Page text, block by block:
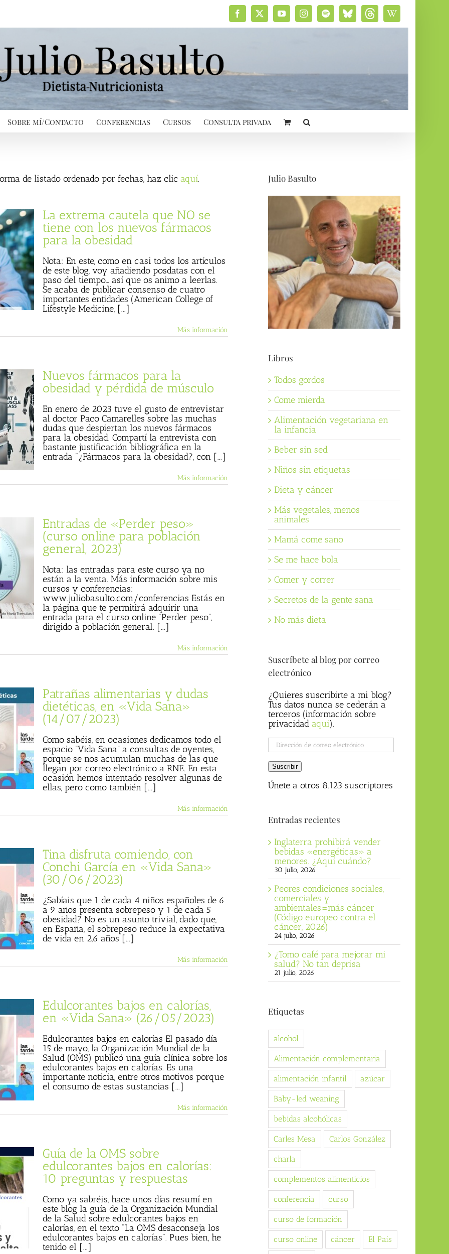
Facebook
X YouTubeInstagramSpotifyBluesky
social
ThreadsWikipedia
Sobre mí/Contacto Conferencias Cursos Consulta privada
de listado ordenado por fechas, haz clic aquí.
La extrema cautela que NO se
tiene con los nuevos fármacos
para la obesidad
Nota: En este, como en casi todos los artículos
de este blog, voy añadiendo posdatas con el
paso del tiempo… así que os animo a leerlas.
Se acaba de publicar consenso de cuatro
importantes entidades (American College of
Lifestyle Medicine, [...]
Más información
Nuevos fármacos para la
obesidad y pérdida de músculo
En enero de 2023 tuve el gusto de entrevistar
al doctor Paco Camarelles sobre las muchas
dudas que despiertan los nuevos fármacos
para la obesidad. Compartí la entrevista con
bastante justificación bibliográfica en la
entrada "¿Fármacos para la obesidad?, con [...]
Más información
Entradas de «Perder peso»
(curso online para población
general, 2023)
Nota: las entradas para este curso ya no
están a la venta. Más información sobre mis
cursos y conferencias:
www.juliobasulto.com/conferencias Estás en
la página que te permitirá adquirir una
entrada para el curso online "Perder peso”,
dirigido a población general. [...]
Más información
Patrañas alimentarias y dudas
dietéticas, en «Vida Sana»
(14/07/2023)
Como sabéis, en ocasiones dedicamos todo el
espacio “Vida Sana” a consultas de oyentes,
porque se nos acumulan muchas de las que
llegan por correo electrónico a RNE. En esta
ocasión hemos intentado resolver algunas de
ellas, pero como también [...]
Más información
Tina disfruta comiendo, con
Conchi García en «Vida Sana»
(30/06/2023)
¿Sabíais que 1 de cada 4 niños españoles de 6
a 9 años presenta sobrepeso y 1 de cada 5
obesidad? No es un asunto trivial, dado que,
en España, el sobrepeso reduce la expectativa
de vida en 2,6 años [...]
Más información
Edulcorantes bajos en calorías,
en «Vida Sana» (26/05/2023)
Edulcorantes bajos en calorías El pasado día
15 de mayo, la Organización Mundial de la
Salud (OMS) publicó una guía clínica sobre los
edulcorantes bajos en calorías. Es una
importante noticia, entre otros motivos porque
el consumo de estas sustancias [...]
Más información
Guía de la OMS sobre
edulcorantes bajos en calorías:
10 preguntas y respuestas
Como ya sabréis, hace unos días resumí en
este blog la guía de la Organización Mundial
de la Salud sobre edulcorantes bajos en
calorías, en el texto "La OMS desaconseja los
edulcorantes bajos en calorías". Pues bien, he
tenido el [...]
Julio Basulto
Libros
Todos gordos
Come mierda
Alimentación vegetariana en
la infancia
Beber sin sed
Niños sin etiquetas
Dieta y cáncer
Más vegetales, menos
animales
Mamá come sano
Se me hace bola
Comer y correr
Secretos de la gente sana
No más dieta
Suscríbete al blog por correo
electrónico
¿Quieres suscribirte a mi blog?
Tus datos nunca se cederán a
terceros (información sobre
privacidad aqui).
Dirección
de
correo
electrónico
Suscribir
Únete a otros 8.123 suscriptores
Entradas recientes
Inglaterra prohibirá vender
bebidas «energéticas» a
menores. ¿Aquí cuándo?
30 julio, 2026
Peores condiciones sociales,
comerciales y
ambientales=más cáncer
(Código europeo contra el
cáncer, 2026)
24 julio, 2026
¿Tomo café para mejorar mi
salud? No tan deprisa
21 julio, 2026
Etiquetas
alcohol
Alimentación complementaria
alimentación infantil azúcar
Baby-led weaning
bebidas alcohólicas
Carles Mesa Carlos González
charla
complementos alimenticios
conferencia curso
curso de formación
curso online cáncer El País